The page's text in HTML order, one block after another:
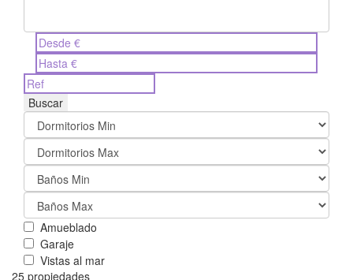
Buscar
Amueblado
Garaje
Vistas al mar
25 propiedades